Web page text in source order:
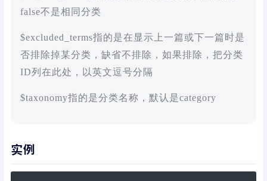
false不是相同分类
$excluded_terms指的是在显示上一篇或下一篇时是
否排除掉某分类，缺省不排除，如果排除，把分类
ID列在此处，以英文逗号分隔
$taxonomy指的是分类名称，默认是category
实例